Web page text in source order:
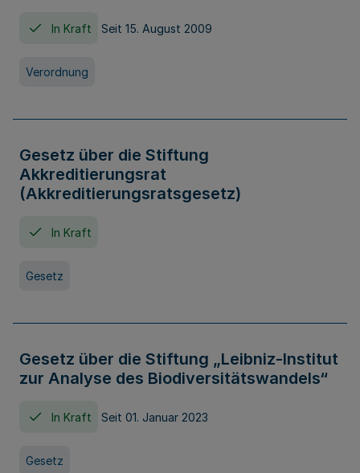
In Kraft Seit 15. August 2009
Verordnung
Gesetz über die Stiftung
Akkreditierungsrat
(Akkreditierungsratsgesetz)
In Kraft
Gesetz
Gesetz über die Stiftung „Leibniz-Institut
zur Analyse des Biodiversitätswandels“
In Kraft Seit 01. Januar 2023
Gesetz